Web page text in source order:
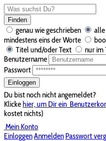
Finden
genau wie geschrieben
mindestens eins der Worte
Titel und/oder Text
nur im
Benutzername
Passwort
Einloggen
Du bist noch nicht angemeldet?
Klickehier, um Dir ein
kostet nichts)
Mein Konto
EinloggenAnmelden Passwort